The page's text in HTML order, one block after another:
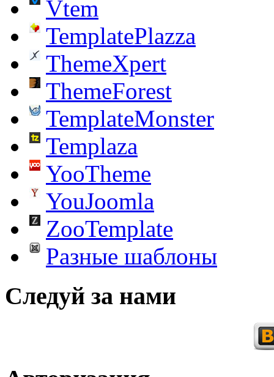
Vtem
TemplatePlazza
ThemeXpert
ThemeForest
TemplateMonster
Templaza
YooTheme
YouJoomla
ZooTemplate
Разные шаблоны
Следуй за нами